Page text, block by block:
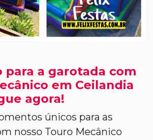
para a garotada com
em Ceilandia
agora!
únicos para as
nosso Touro Mecânico